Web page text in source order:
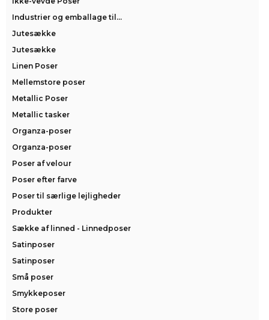
Industrier og emballage til...
Jutesække
Jutesække
Linen Poser
Mellemstore poser
Metallic Poser
Metallic tasker
Organza-poser
Organza-poser
Poser af velour
Poser efter farve
Poser til særlige lejligheder
Produkter
Sække af linned - Linnedposer
Satinposer
Satinposer
Små poser
Smykkeposer
Store poser